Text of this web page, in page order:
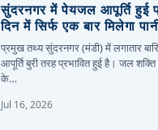
सुंदरनगर में पेयजल आपूर्ति हुई
दिन में सिर्फ एक बार मिलेगा
प्रमुख तथ्य सुंदरनगर (मंडी) में लगातार
आपूर्ति बुरी तरह प्रभावित हुई है। जल शक्ति
के…
Jul 16, 2026